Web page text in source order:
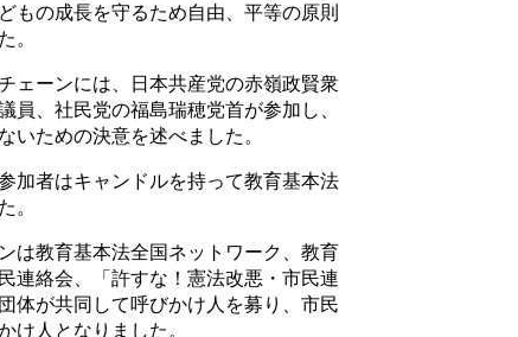
もの成長を守るため自由、平等の原則
。
ェーンには、日本共産党の赤嶺政賢衆
員、社民党の福島瑞穂党首が参加し、
いための決意を述べました。
加者はキャンドルを持って教育基本法
。
は教育基本法全国ネットワーク、教育
連絡会、「許すな！憲法改悪・市民連
体が共同して呼びかけ人を募り、市民
け人となりました。